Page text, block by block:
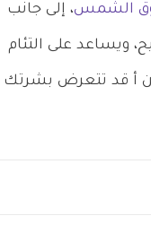
الشمس، إلى جانب
ويساعد على التئام
أ قد تتعرض بشرتك